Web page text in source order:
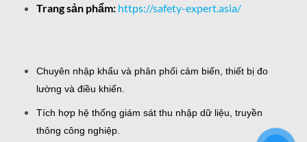
Trang sản phẩm: https://safety-expert.asia/
Chuyên nhập khẩu và phân phối cảm biến, thiết bị đo
lường và điều khiển.
Tích hợp hệ thống giám sát thu nhập dữ liệu, truyền
thông công nghiệp.